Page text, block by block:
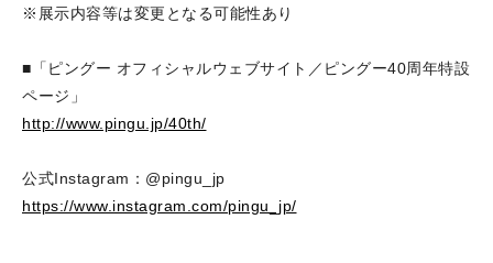
※展示内容等は変更となる可能性あり
■「ピングー オフィシャルウェブサイト／ピングー40周年特設
ページ」
http://www.pingu.jp/40th/
公式Instagram：@pingu_jp
https://www.instagram.com/pingu_jp/